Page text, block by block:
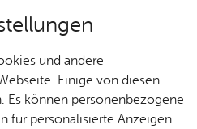
und andere
Einige von diesen
Es können personenbezogene
für personalisierte Anzeigen